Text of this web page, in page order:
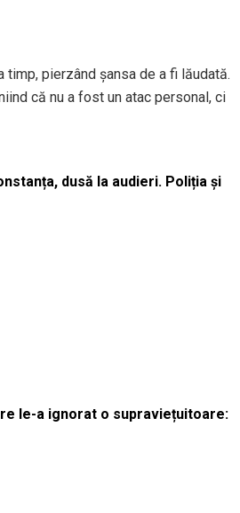
pierzând șansa de a fi lăudată.
că nu a fost un atac personal, ci
dusă la audieri. Poliția și
le-a ignorat o supraviețuitoare: